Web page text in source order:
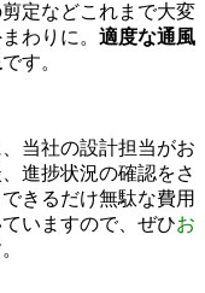
定などこれまで大変
わりに。 適度な通風
です。
当社の設計担当がお
進捗状況の確認をさ
きるだけ無駄な費用
いますので、ぜひお